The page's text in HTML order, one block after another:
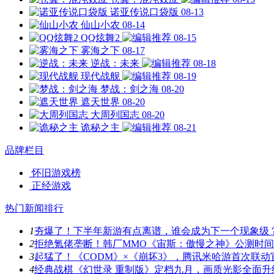
诺亚传说口袋版 08-13
仙山小农 08-14
QQ炫舞2
08-15
雾海之下 08-17
逆战：未来
08-18
现代战舰
08-19
梦战：剑之海 08-20
遮天世界 08-20
大周列国志 08-20
诡秘之主
08-21
品牌栏目
怀旧游戏榜
正经游戏
热门新闻排行
1夯爆了！下半年新游有点离谱，谁会成为下一个现象级
2拒绝氪佬垄断！韩厂MMO《宙斯：傲慢之神》公测时间
3起猛了！《CODM》×《崩坏3》，腾讯米哈游首次联动
4经典战棋《幻世录 重制版》定档九月，画质光影全面升